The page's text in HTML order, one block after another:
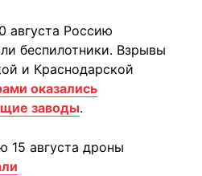
августа Россию
беспилотники. Взрывы
и Краснодарской
оказались
заводы.
15 августа дроны